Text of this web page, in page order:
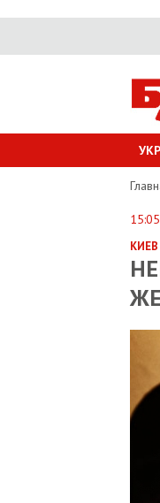
15:05
КИЕВ